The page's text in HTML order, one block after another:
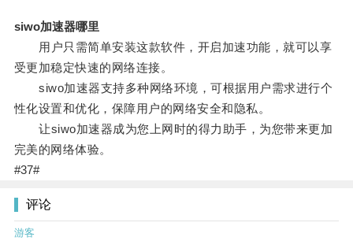
siwo加速器哪里
用户只需简单安装这款软件，开启加速功能，就可以享
受更加稳定快速的网络连接。
siwo加速器支持多种网络环境，可根据用户需求进行个
性化设置和优化，保障用户的网络安全和隐私。
让siwo加速器成为您上网时的得力助手，为您带来更加
完美的网络体验。
#37#
评论
游客